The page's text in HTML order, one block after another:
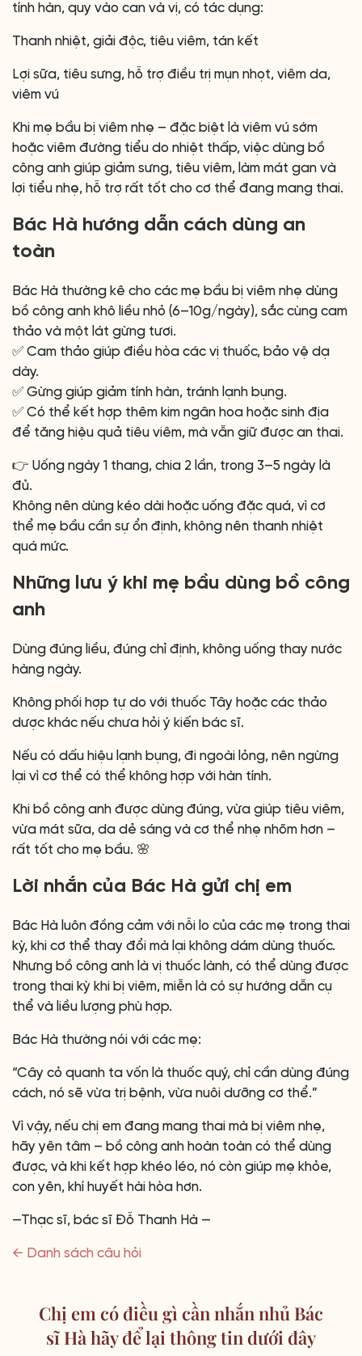
tính hàn, quy vào can và vị, có tác dụng:
Thanh nhiệt, giải độc, tiêu viêm, tán kết
Lợi sữa, tiêu sưng, hỗ trợ điều trị mụn nhọt, viêm da,
viêm vú
Khi mẹ bầu bị viêm nhẹ – đặc biệt là viêm vú sớm
hoặc viêm đường tiểu do nhiệt thấp, việc dùng bồ
công anh giúp giảm sưng, tiêu viêm, làm mát gan và
lợi tiểu nhẹ, hỗ trợ rất tốt cho cơ thể đang mang thai.
Bác Hà hướng dẫn cách dùng an
toàn
Bác Hà thường kê cho các mẹ bầu bị viêm nhẹ dùng
bồ công anh khô liều nhỏ (6–10g/ngày), sắc cùng cam
thảo và một lát gừng tươi.
✅ Cam thảo giúp điều hòa các vị thuốc, bảo vệ dạ
dày.
✅ Gừng giúp giảm tính hàn, tránh lạnh bụng.
✅ Có thể kết hợp thêm kim ngân hoa hoặc sinh địa
để tăng hiệu quả tiêu viêm, mà vẫn giữ được an thai.
👉 Uống ngày 1 thang, chia 2 lần, trong 3–5 ngày là
đủ.
Không nên dùng kéo dài hoặc uống đặc quá, vì cơ
thể mẹ bầu cần sự ổn định, không nên thanh nhiệt
quá mức.
Những lưu ý khi mẹ bầu dùng bồ công
anh
Dùng đúng liều, đúng chỉ định, không uống thay nước
hàng ngày.
Không phối hợp tự do với thuốc Tây hoặc các thảo
dược khác nếu chưa hỏi ý kiến bác sĩ.
Nếu có dấu hiệu lạnh bụng, đi ngoài lỏng, nên ngừng
lại vì cơ thể có thể không hợp với hàn tính.
Khi bồ công anh được dùng đúng, vừa giúp tiêu viêm,
vừa mát sữa, da dẻ sáng và cơ thể nhẹ nhõm hơn –
rất tốt cho mẹ bầu. 🌸
Lời nhắn của Bác Hà gửi chị em
Bác Hà luôn đồng cảm với nỗi lo của các mẹ trong thai
kỳ, khi cơ thể thay đổi mà lại không dám dùng thuốc.
Nhưng bồ công anh là vị thuốc lành, có thể dùng được
trong thai kỳ khi bị viêm, miễn là có sự hướng dẫn cụ
thể và liều lượng phù hợp.
Bác Hà thường nói với các mẹ:
“Cây cỏ quanh ta vốn là thuốc quý, chỉ cần dùng đúng
cách, nó sẽ vừa trị bệnh, vừa nuôi dưỡng cơ thể.”
Vì vậy, nếu chị em đang mang thai mà bị viêm nhẹ,
hãy yên tâm – bồ công anh hoàn toàn có thể dùng
được, và khi kết hợp khéo léo, nó còn giúp mẹ khỏe,
con yên, khí huyết hài hòa hơn.
—Thạc sĩ, bác sĩ Đỗ Thanh Hà —
← Danh sách câu hỏi
Chị em có điều gì cần nhắn nhủ Bác
sĩ Hà hãy để lại thông tin dưới đây